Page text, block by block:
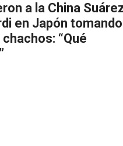
a la China
en Japón tomando
“Qué